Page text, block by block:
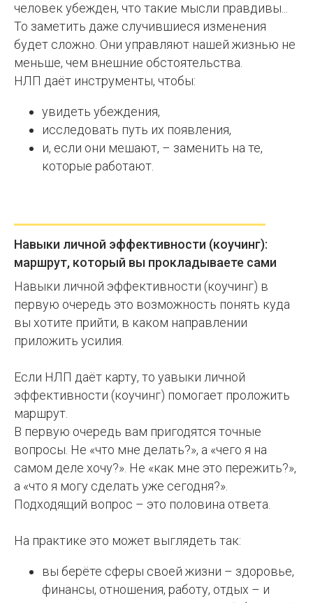
человек убежден, что такие мысли правдивы...
То заметить даже случившиеся изменения
будет сложно. Они управляют нашей жизнью не
меньше, чем внешние обстоятельства.
НЛП даёт инструменты, чтобы:
увидеть убеждения,
исследовать путь их появления,
и, если они мешают, – заменить на те,
которые работают.
Навыки личной эффективности (коучинг):
маршрут, который вы прокладываете сами
Навыки личной эффективности (коучинг) в
первую очередь это возможность понять куда
вы хотите прийти, в каком направлении
приложить усилия.
Если НЛП даёт карту, то yавыки личной
эффективности (коучинг) помогает проложить
маршрут.
В первую очередь вам пригодятся точные
вопросы. Не «что мне делать?», а «чего я на
самом деле хочу?». Не «как мне это пережить?»,
а «что я могу сделать уже сегодня?».
Подходящий вопрос – это половина ответа.
На практике это может выглядеть так:
вы берёте сферы своей жизни – здоровье,
финансы, отношения, работу, отдых – и